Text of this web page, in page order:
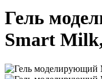
Гель
Smart